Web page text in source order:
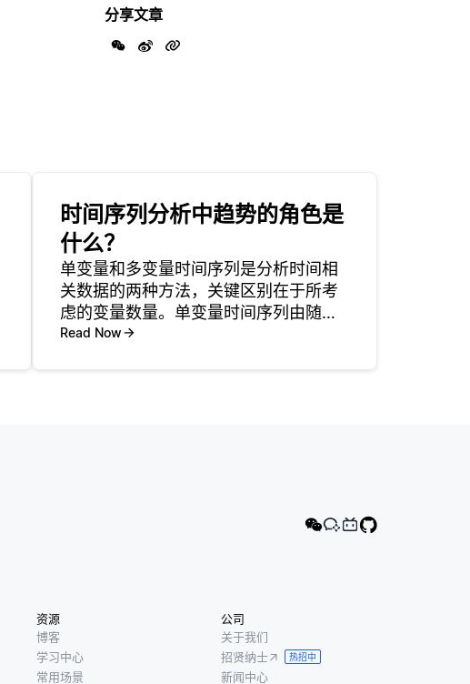
分享文章
时间序列分析中趋势的角色是
什么？
单变量和多变量时间序列是分析时间相
关数据的两种方法，关键区别在于所考
虑的变量数量。单变量时间序列由随时
间从单个变量收集的观测值组成。例
Read Now
资源
博客
学习中心
常用场景
公司
关于我们
招贤纳士
热招中
新闻中心